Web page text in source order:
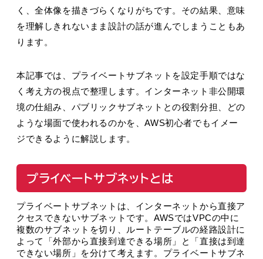
く、全体像を描きづらくなりがちです。その結果、意味
を理解しきれないまま設計の話が進んでしまうこともあ
ります。
本記事では、プライベートサブネットを設定手順ではな
く考え方の視点で整理します。インターネット非公開環
境の仕組み、パブリックサブネットとの役割分担、どの
ような場面で使われるのかを、AWS初心者でもイメー
ジできるように解説します。
プライベートサブネットとは
プライベートサブネットは、インターネットから直接ア
クセスできないサブネットです。AWSではVPCの中に
複数のサブネットを切り、ルートテーブルの経路設計に
よって「外部から直接到達できる場所」と「直接は到達
できない場所」を分けて考えます。プライベートサブネ